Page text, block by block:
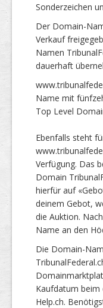
Sonderzeichen
Der Domain-
Verkauf
Namen
dauerhaft
Name mit
Top Level
Ebenfalls steht
Verfügung. Das
Domain
hierfür auf
deinem Gebot,
die Auktion.
Name an den
Die Domain-
Kaufdatum beim
Help.ch.